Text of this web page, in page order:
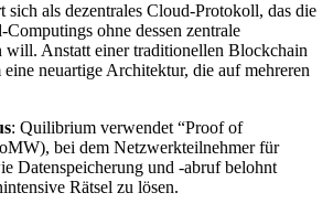
als dezentrales Cloud-Protokoll, das die
ohne dessen zentrale
will. Anstatt einer traditionellen Blockchain
neuartige Architektur, die auf mehreren
: Quilibrium verwendet “Proof of
bei dem Netzwerkteilnehmer für
Datenspeicherung und -abruf belohnt
Rätsel zu lösen.